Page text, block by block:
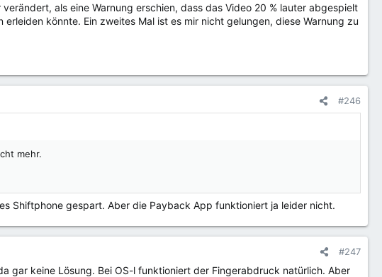
als eine Warnung erschien, dass das Video 20 % lauter abgespielt
könnte. Ein zweites Mal ist es mir nicht gelungen, diese Warnung zu
#246
mehr.
Shiftphone gespart. Aber die Payback App funktioniert ja leider nicht.
#247
gar keine Lösung. Bei OS-l funktioniert der Fingerabdruck natürlich. Aber